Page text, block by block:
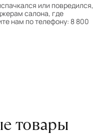
или повредился,
салона, где
нам по телефону: 8 800
его в салон.
товары